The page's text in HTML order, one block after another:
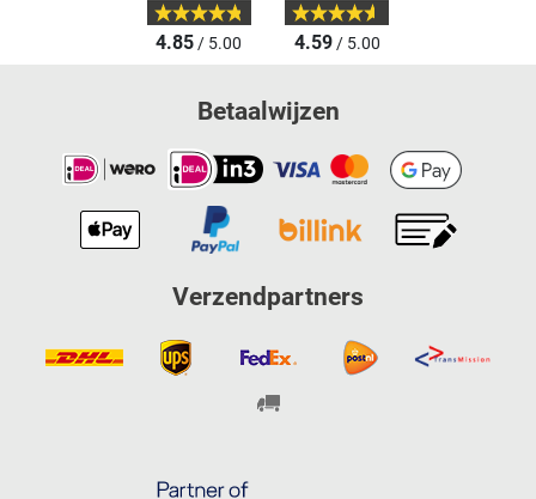
4.85/ 5.00 4.59/ 5.00
Betaalwijzen
Verzendpartners